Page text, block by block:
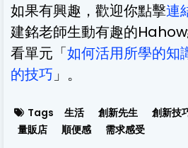
如果有興趣，歡迎你點擊連
建銘老師生動有趣的
看單元「如何活用所學的知
的技巧 」。
Tags 生活 創新先生 創新技
量販店
順便感 需求感受